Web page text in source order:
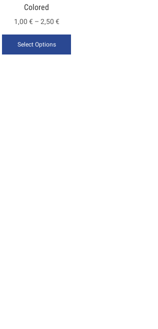
Colored
1,00 € – 2,50 €
Select Options